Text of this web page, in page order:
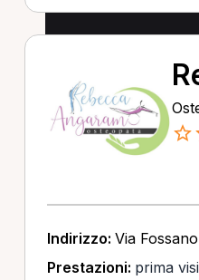
Indirizzo: Via
Prestazioni: prima